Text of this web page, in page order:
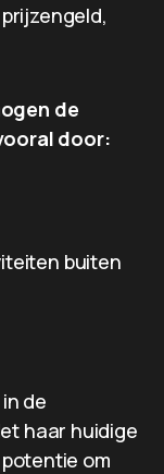
de
door:
buiten
de
haar huidige
om